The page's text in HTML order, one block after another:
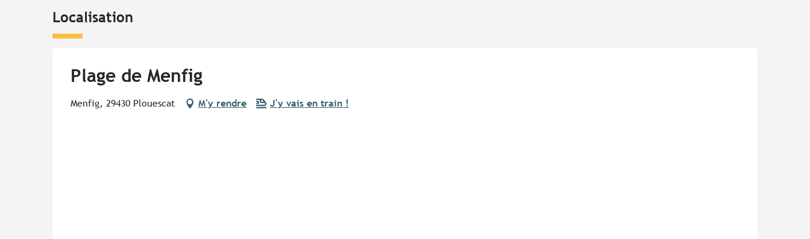
Localisation
Plage de Menfig
Menfig, 29430 Plouescat M'y rendre J'y vais en train !